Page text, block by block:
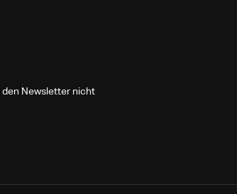
den Newsletter nicht